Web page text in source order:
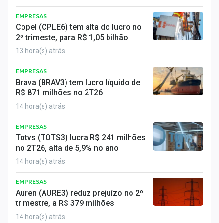
EMPRESAS
Copel (CPLE6) tem alta do lucro no
2º trimeste, para R$ 1,05 bilhão
13 hora(s) atrás
EMPRESAS
Brava (BRAV3) tem lucro líquido de
R$ 871 milhões no 2T26
14 hora(s) atrás
EMPRESAS
Totvs (TOTS3) lucra R$ 241 milhões
no 2T26, alta de 5,9% no ano
14 hora(s) atrás
EMPRESAS
Auren (AURE3) reduz prejuízo no 2º
trimestre, a R$ 379 milhões
14 hora(s) atrás